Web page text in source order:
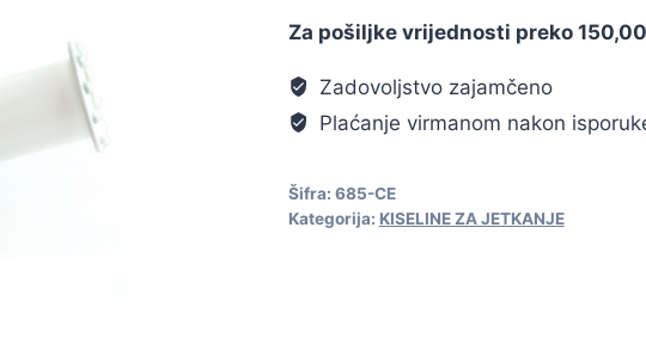
Za pošiljke vrijednosti preko
Zadovoljstvo zajamčeno
Plaćanje virmanom nakon
Šifra: 685-CE
Kategorija: KISELINE ZA JETKANJE